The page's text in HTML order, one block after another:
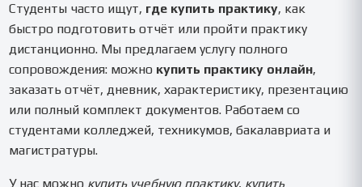
Студенты часто ищут, где купить практику, как
быстро подготовить отчёт или пройти практику
дистанционно. Мы предлагаем услугу полного
сопровождения: можно купить практику онлайн,
заказать отчёт, дневник, характеристику, презентацию
или полный комплект документов. Работаем со
студентами колледжей, техникумов, бакалавриата и
магистратуры.
У нас можно купить учебную практику, купить